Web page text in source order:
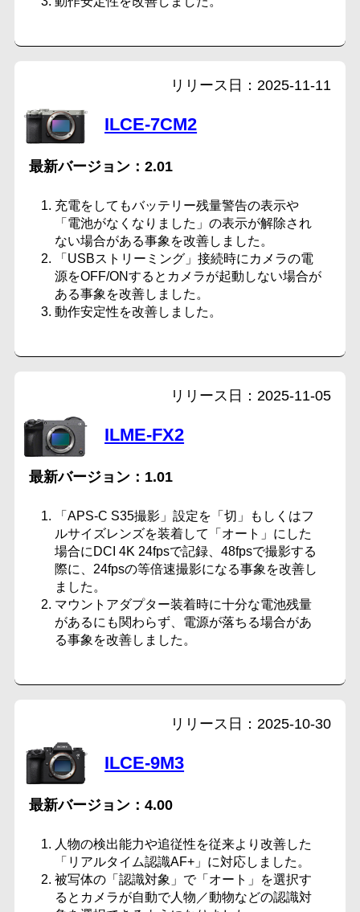
ILCE-7CM2
2.01
2025-11-11
充電をしてもバッテリー残量警告の表示や
「電池がなくなりました」の表示が解除され
ない場合がある事象を改善しました。
「USBストリーミング」接続時にカメラの電
源をOFF/ONするとカメラが起動しない場合が
ある事象を改善しました。
動作安定性を改善しました。
ILME-FX2
1.01
2025-11-05
「APS-C S35撮影」設定を「切」もしくはフ
ルサイズレンズを装着して「オート」にした
場合にDCI 4K 24fpsで記録、48fpsで撮影する
際に、24fpsの等倍速撮影になる事象を改善し
ました。
マウントアダプター装着時に十分な電池残量
があるにも関わらず、電源が落ちる場合があ
る事象を改善しました。
ILCE-9M3
4.00
2025-10-30
人物の検出能力や追従性を従来より改善した
「リアルタイム認識AF+」に対応しました。
被写体の「認識対象」で「オート」を選択す
るとカメラが自動で人物／動物などの認識対